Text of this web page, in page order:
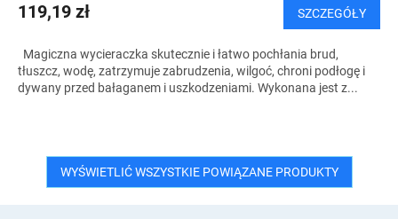
119,19 zł SZCZEGÓŁY
Magiczna wycieraczka skutecznie i łatwo pochłania brud,
tłuszcz, wodę, zatrzymuje zabrudzenia, wilgoć, chroni podłogę i
dywany przed bałaganem i uszkodzeniami. Wykonana jest z...
WYŚWIETLIĆ WSZYSTKIE POWIĄZANE PRODUKTY